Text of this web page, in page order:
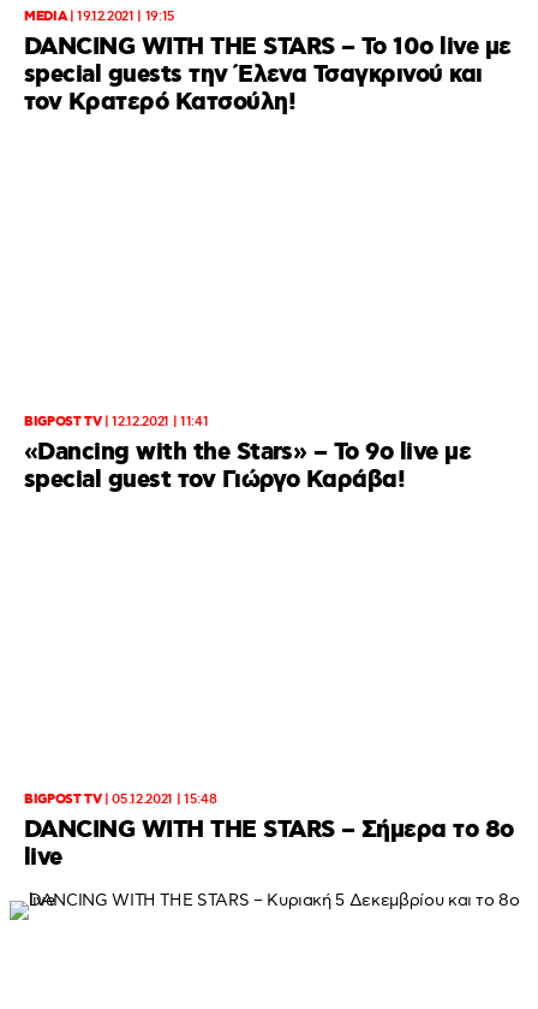
MEDIA|19.12.2021 | 19:15
DANCING WITH THE STARS – To 10o live με
special guests την Έλενα Τσαγκρινού και
τον Κρατερό Κατσούλη!
BIGPOST TV|12.12.2021 | 11:41
«Dancing with the Stars» – To 9o live με
special guest τον Γιώργο Καράβα!
BIGPOST TV|05.12.2021 | 15:48
DANCING WITH THE STARS – Σήμερα το 8ο
live